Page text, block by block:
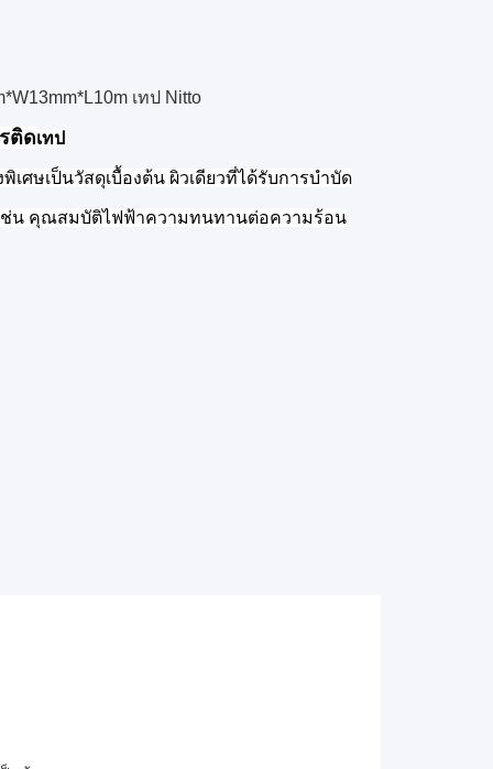
เทป Nitto
ติดเทป
ศษเป็นวัสดุเบื้องต้น ผิวเดียวที่ได้รับการบําบัด
ช่น คุณสมบัติไฟฟ้าความทนทานต่อความร้อน